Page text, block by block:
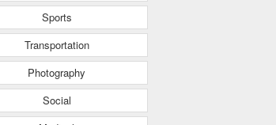
Sports
Transportation
Photography
Social